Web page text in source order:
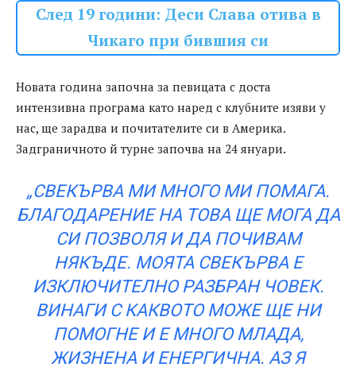
След 19 години: Деси Слава отива в
Чикаго при бившия си
Новата година започна за певицата с доста
интензивна програма като наред с клубните изяви у
нас, ще зарадва и почитателите си в Америка.
Задграничното й турне започва на 24 януари.
„СВЕКЪРВА МИ МНОГО МИ ПОМАГА.
БЛАГОДАРЕНИЕ НА ТОВА ЩЕ МОГА ДА
СИ ПОЗВОЛЯ И ДА ПОЧИВАМ
НЯКЪДЕ. МОЯТА СВЕКЪРВА Е
ИЗКЛЮЧИТЕЛНО РАЗБРАН ЧОВЕК.
ВИНАГИ С КАКВОТО МОЖЕ ЩЕ НИ
ПОМОГНЕ И Е МНОГО МЛАДА,
ЖИЗНЕНА И ЕНЕРГИЧНА. АЗ Я